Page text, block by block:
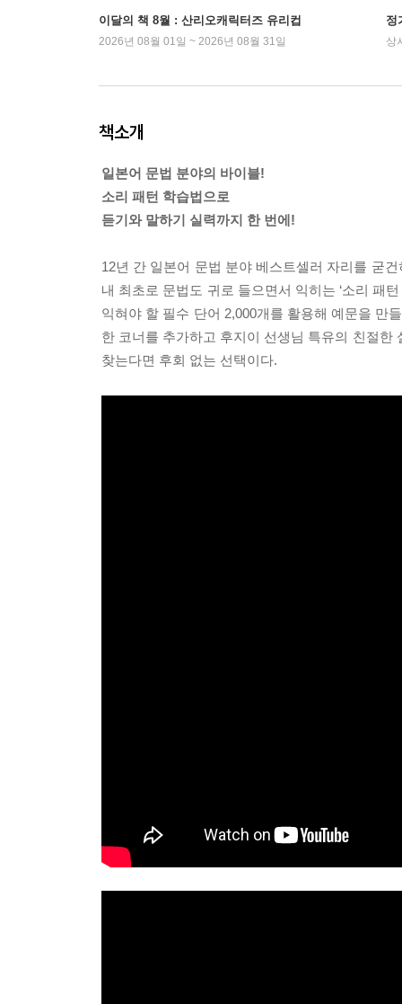
이달의 책 8월 : 산리오캐릭터즈 유리컵
2026년 08월 01일 ~ 2026년 08월 31일
정
상
책소개
일본어 문법 분야의 바이블!
소리 패턴 학습법으로
듣기와 말하기 실력까지 한 번에!
12년 간 일본어 문법 분야 베스트셀러 자리를 굳
내 최초로 문법도 귀로 들으면서 익히는 ‘소리 패
익혀야 할 필수 단어 2,000개를 활용해 예문을 만
한 코너를 추가하고 후지이 선생님 특유의 친절
찾는다면 후회 없는 선택이다.